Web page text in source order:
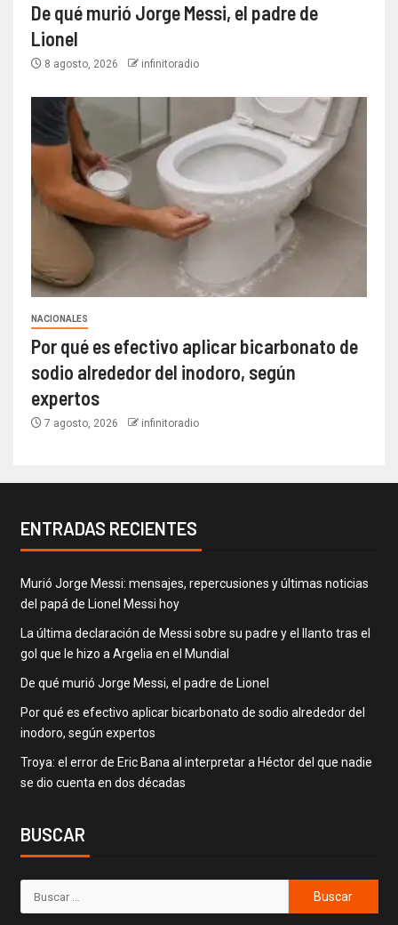
De qué murió Jorge Messi, el padre de
Lionel
8 agosto, 2026 infinitoradio
NACIONALES
Por qué es efectivo aplicar bicarbonato de
sodio alrededor del inodoro, según
expertos
7 agosto, 2026 infinitoradio
ENTRADAS RECIENTES
Murió Jorge Messi: mensajes, repercusiones y últimas noticias
del papá de Lionel Messi hoy
La última declaración de Messi sobre su padre y el llanto tras el
gol que le hizo a Argelia en el Mundial
De qué murió Jorge Messi, el padre de Lionel
Por qué es efectivo aplicar bicarbonato de sodio alrededor del
inodoro, según expertos
Troya: el error de Eric Bana al interpretar a Héctor del que nadie
se dio cuenta en dos décadas
BUSCAR